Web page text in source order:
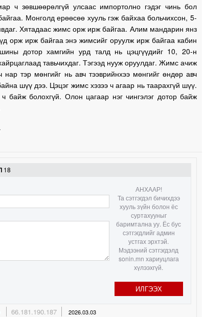
ч зөвшөөрөлгүй улсаас импортолно гэдэг чинь бол
Монголд ерөөсөө хууль гэж байхаа больчихсон, 5-
Хятадаас жимс орж ирж байгаа. Алим мандарин янз
орж ирж байгаа энэ жимсийг оруулж ирж байгаа кабин
дотор хамгийн урд талд нь цэцгүүдийг 10, 20-н
тавьчихдаг. Тэгээд нууж оруулдаг. Жимс ачиж
нар тэр мөнгийг нь авч тээврийнхээ мөнгийг өндөр авч
шүү дээ. Цэцэг жимс хэзээ ч агаар нь таарахгүй шүү.
ч байж болохгүй. Олон цагаар нэг чингэлэг дотор байж
18
АНХААР!
Та сэтгэгдэл бичихдээ
хууль зүйн болон ёс
суртахууныг
баримтална уу. Ёс бус
сэтгэгдлийг админ
устгах эрхтэй.
Мэдээний сэтгэгдэлд
sonin.mn хариуцлага
хүлээхгүй.
ИЛГЭЭХ
66.181.190.187 2026.03.03